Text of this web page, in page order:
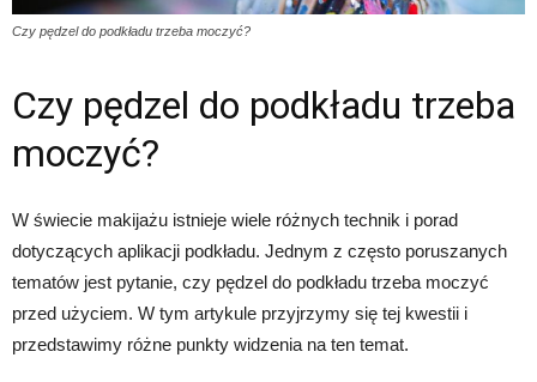
Czy pędzel do podkładu trzeba moczyć?
Czy pędzel do podkładu trzeba
moczyć?
W świecie makijażu istnieje wiele różnych technik i porad
dotyczących aplikacji podkładu. Jednym z często poruszanych
tematów jest pytanie, czy pędzel do podkładu trzeba moczyć
przed użyciem. W tym artykule przyjrzymy się tej kwestii i
przedstawimy różne punkty widzenia na ten temat.